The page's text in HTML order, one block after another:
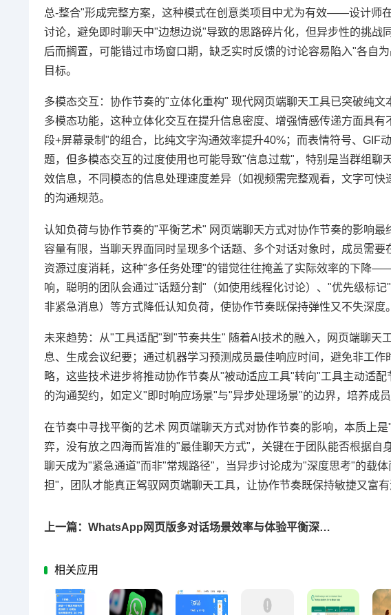
总-整合"形成完整方案，这种模式在创意类项目中尤为有效——设计师
讨论，避免即时聊天中"边想边说"导致的思路碎片化，但异步性的挑
后而搁置，可能错过市场窗口期，缺乏实时反馈的讨论容易陷入"各自
目标。
多模态交互：协作节奏的"立体化重构" 现代网页端聊天工具已突破纯
多模态功能，这种立体化交互在提升信息密度、增强情感传递方面具
段+屏幕录制"的组合，比纯文字沟通效率提升40%；而表情符号、GIF
题，但多模态交互的过度使用也可能导致"信息过载"，特别是当群组
效信息，不同模态的信息处理速度差异（如视频需完整观看，文字可
的沟通规范。
认知负荷与协作节奏的"平衡艺术" 网页端聊天方式对协作节奏的影响
容量有限，当聊天界面同时呈现多个话题、多个对话对象时，成员需
资源过度消耗，这种"多任务处理"的错觉往往掩盖了实际效率的下降
响，聪明的团队会通过"话题分割"（如使用线程化讨论）、"优先级标
非紧急消息）等方式降低认知负荷，使协作节奏既保持弹性又不失深度。
未来趋势：从"工具适配"到"节奏共生" 随着AI技术的融入，网页端聊
息、生成会议纪要；通过机器学习预测成员最佳响应时间，避免非工
略，这些技术进步将推动协作节奏从"被动适应工具"转向"工具主动适
的沟通契约，如定义"即时响应场景"与"异步处理场景"的边界，培养成
在节奏中寻找平衡的艺术 网页端聊天方式对协作节奏的影响，本质上
弈，没有放之四海而皆准的"最佳聊天方式"，关键在于团队能否根据
聊天成为"紧急通道"而非"常规路径"，当异步讨论成为"深度思考"的载
担"，团队才能真正驾驭网页端聊天工具，让协作节奏既保持敏捷又富
上一篇：WhatsApp网页版多对话场景效率与体验平衡深度解析
相关应用